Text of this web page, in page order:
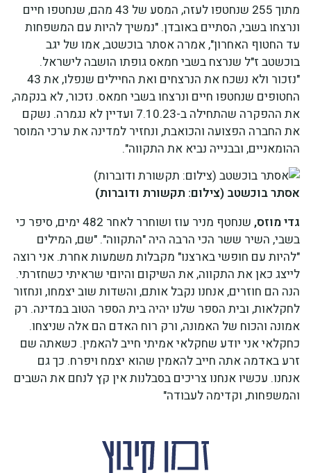
מתוך 255 שנחטפו לעזה, המסע של 43 מהם, שנחטפו חיים
ונרצחו בשבי, הסתיים באובדן. "נמשיך להיות עם המשפחות
עד החטוף האחרון", אמרה אסתר בוכשטב, אמו של יגב
בוכשטב ז"ל שנרצח בשבי חמאס גופתו הושבה לישראל.
"נזכור ולא נשכח את הנרצחים ואת החיילים שנפלו, את 43
החטופים שנחטפו חיים ונרצחו בשבי חמאס. נזכור, לא בנקמה,
את ההפקרה שהתחילה ב-7.10.23 ועדיין לא נגמרה. נשקם
את החברה הפצועה והכואבת, ונחזיר למדינה את ערכי המוסר
ההומאניים, ובבנייה נביא את התקווה".
אסתר בוכשטב (צילום: תקשורת ודוברות)
גדי מוזס,
שנחטף מניר עוז ושוחרר לאחר 482 ימים, סיפר כי
בשבי, השיר ששר הכי הרבה היה "התקווה". "שם, המילים
"להיות עם חופשי בארצנו" מקבלות משמעות אחרת. אני רוצה
לייצג כאן את התקווה, את השיקום והיוםי שראיתי כשחזרתי.
הנה הם חוזרים, אנחנו נקבל אותם, והשדות שוב יצמחו, ונחזור
לחקלאות, ובית הספר שלנו יהיה בית הספר הטוב במדינה. רק
אמונה והכוח של האמונה, ורק רוח האדם הם אלה שניצחו.
כחקלאי אני יודע שחקלאי אמיתי חייב להאמין. כשאתה שם
זרע באדמה אתה חייב להאמין שהוא יצמח ויפרח. כך גם
אנחנו. עכשיו אנחנו צריכים בסבלנות אין קץ לנחם את השבים
והמשפחות, וקדימה לעבודה"